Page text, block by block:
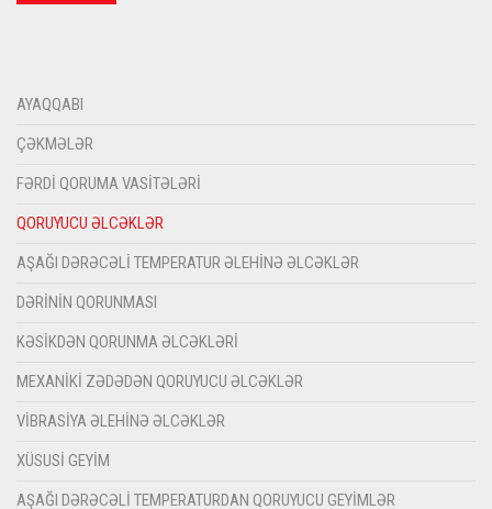
AYAQQABI
ÇƏKMƏLƏR
FƏRDI QORUMA VASITƏLƏRI
QORUYUCU ƏLCƏKLƏR
AŞAĞI DƏRƏCƏLI TEMPERATUR ƏLEHINƏ ƏLCƏKLƏR
DƏRININ QORUNMASI
KƏSIKDƏN QORUNMA ƏLCƏKLƏRI
MEXANIKI ZƏDƏDƏN QORUYUCU ƏLCƏKLƏR
VIBRASIYA ƏLEHINƏ ƏLCƏKLƏR
XÜSUSI GEYIM
AŞAĞI DƏRƏCƏLI TEMPERATURDAN QORUYUCU GEYIMLƏR